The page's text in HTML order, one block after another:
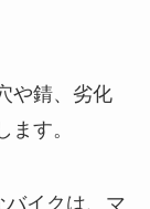
や錆、劣化
す。
イクは、マ